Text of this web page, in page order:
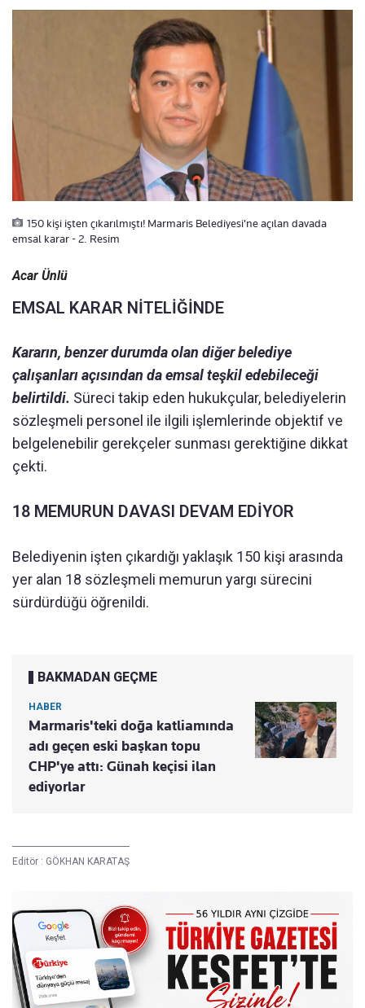
150 kişi işten çıkarılmıştı! Marmaris Belediyesi'ne açılan davada
emsal karar - 2. Resim
Acar Ünlü
EMSAL KARAR NİTELİĞİNDE
Kararın, benzer durumda olan diğer belediye
çalışanları açısından da emsal teşkil edebileceği
belirtildi. Süreci takip eden hukukçular, belediyelerin
sözleşmeli personel ile ilgili işlemlerinde objektif ve
belgelenebilir gerekçeler sunması gerektiğine dikkat
çekti.
18 MEMURUN DAVASI DEVAM EDİYOR
Belediyenin işten çıkardığı yaklaşık 150 kişi arasında
yer alan 18 sözleşmeli memurun yargı sürecini
sürdürdüğü öğrenildi.
BAKMADAN GEÇME
HABER
Marmaris'teki doğa katliamında
adı geçen eski başkan topu
CHP'ye attı: Günah keçisi ilan
ediyorlar
Editör : GÖKHAN KARATAŞ